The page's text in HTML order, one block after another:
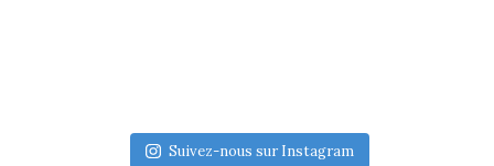
Suivez-nous sur Instagram